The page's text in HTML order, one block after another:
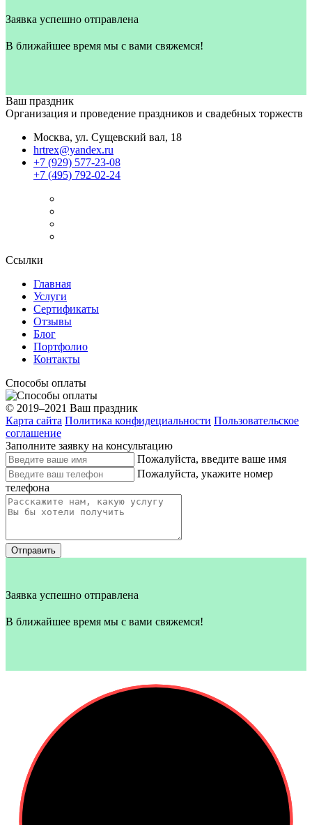
Заявка успешно отправлена
В ближайшее время мы с вами свяжемся!
Ваш праздник
Организация и проведение праздников и свадебных торжеств
Москва, ул. Сущевский вал, 18
hrtrex@yandex.ru
+7 (929) 577-23-08
+7 (495) 792-02-24
Ссылки
Главная
Услуги
Сертификаты
Отзывы
Блог
Портфолио
Контакты
Способы оплаты
© 2019–2021 Ваш праздник
Карта сайта Политика конфидециальности Пользовательское
соглашение
Заполните заявку на консультацию
Пожалуйста, введите ваше имя
Пожалуйста, укажите номер
телефона
Отправить
Заявка успешно отправлена
В ближайшее время мы с вами свяжемся!